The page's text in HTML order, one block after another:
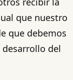
que nuestro
que debemos
del